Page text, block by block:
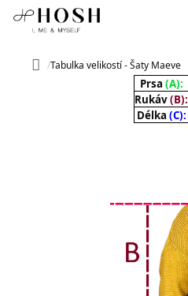
Přejít
Domů
Tabulka velikostí - Šaty Maeve
Prsa (A):
Rukáv(B):
Délka (C):